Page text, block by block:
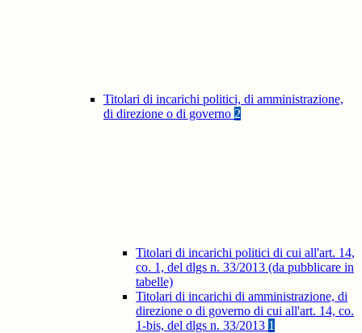
Titolari di incarichi politici, di amministrazione,
di direzione o di governo 2
Titolari di incarichi politici di cui all'art. 14,
co. 1, del dlgs n. 33/2013 (da pubblicare in
tabelle)
Titolari di incarichi di amministrazione, di
direzione o di governo di cui all'art. 14, co.
1-bis, del dlgs n. 33/2013 1